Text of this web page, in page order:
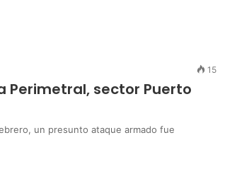
15
sector Puerto
un presunto ataque armado fue